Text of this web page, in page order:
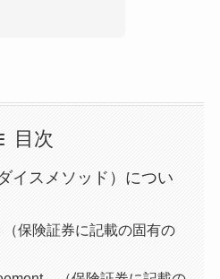
目次
イスメソッド）につい
保険証券に記載の固有の